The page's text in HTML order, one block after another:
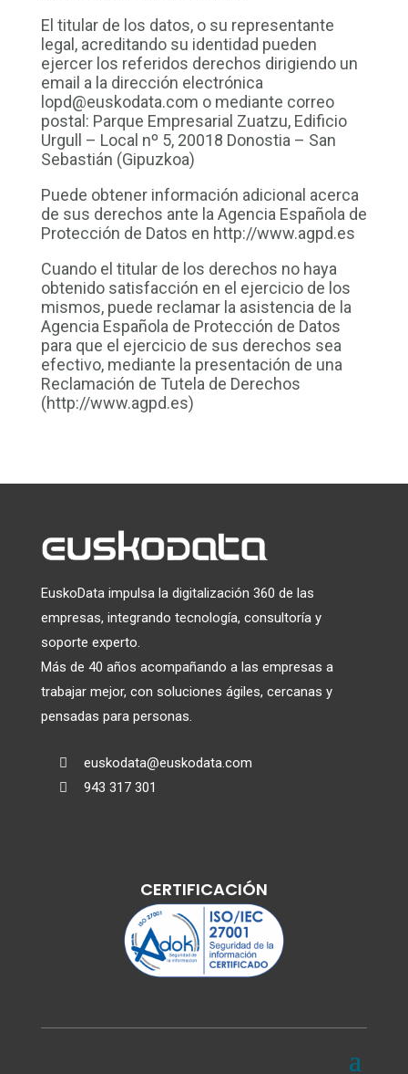
El titular de los datos, o su representante
legal, acreditando su identidad pueden
ejercer los referidos derechos dirigiendo un
email a la dirección electrónica
lopd@euskodata.com o mediante correo
postal: Parque Empresarial Zuatzu, Edificio
Urgull – Local nº 5, 20018 Donostia – San
Sebastián (Gipuzkoa)
Puede obtener información adicional acerca
de sus derechos ante la Agencia Española de
Protección de Datos en http://www.agpd.es
Cuando el titular de los derechos no haya
obtenido satisfacción en el ejercicio de los
mismos, puede reclamar la asistencia de la
Agencia Española de Protección de Datos
para que el ejercicio de sus derechos sea
efectivo, mediante la presentación de una
Reclamación de Tutela de Derechos
(http://www.agpd.es)
EuskoData impulsa la digitalización 360 de las
empresas, integrando tecnología, consultoría y
soporte experto.
Más de 40 años acompañando a las empresas a
trabajar mejor, con soluciones ágiles, cercanas y
pensadas para personas.
 euskodata@euskodata.com
 943 317 301
CERTIFICACIÓN